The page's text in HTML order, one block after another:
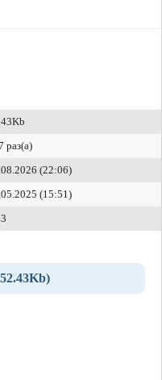
раз(а)
(22:06)
(15:51)